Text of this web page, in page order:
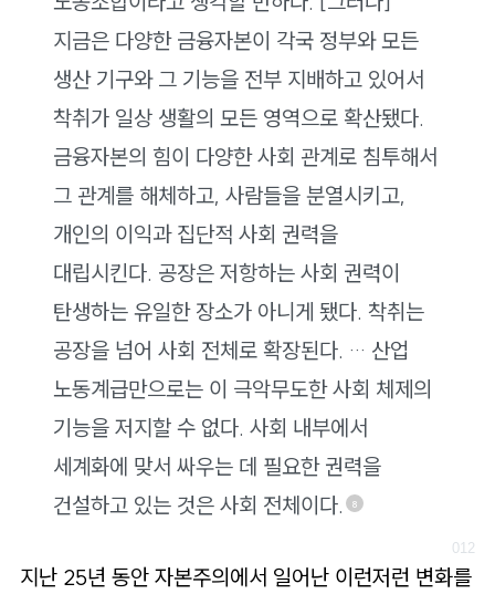
지금은 다양한 금융자본이 각국 정부와 모든
생산 기구와 그 기능을 전부 지배하고 있어서
착취가 일상 생활의 모든 영역으로 확산됐다.
금융자본의 힘이 다양한 사회 관계로 침투해서
그 관계를 해체하고, 사람들을 분열시키고,
개인의 이익과 집단적 사회 권력을
대립시킨다. 공장은 저항하는 사회 권력이
탄생하는 유일한 장소가 아니게 됐다. 착취는
공장을 넘어 사회 전체로 확장된다. … 산업
노동계급만으로는 이 극악무도한 사회 체제의
기능을 저지할 수 없다. 사회 내부에서
세계화에 맞서 싸우는 데 필요한 권력을
건설하고 있는 것은 사회 전체이다.
8
지난 25년 동안 자본주의에서 일어난 이런저런 변화를